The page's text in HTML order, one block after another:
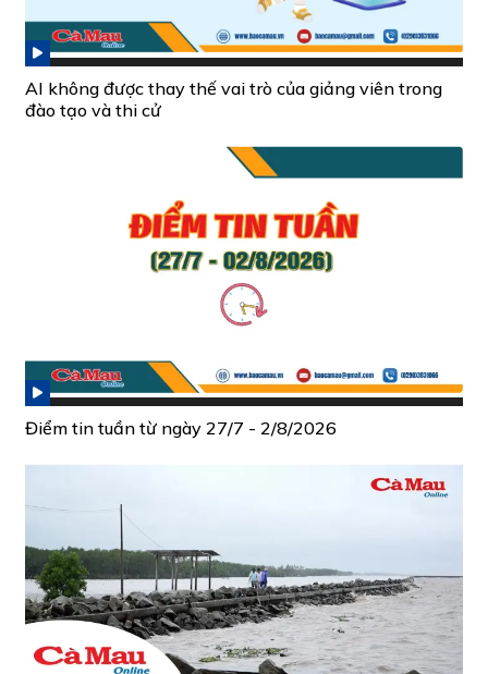
AI không được thay thế vai trò của giảng viên trong
đào tạo và thi cử
Điểm tin tuần từ ngày 27/7 - 2/8/2026